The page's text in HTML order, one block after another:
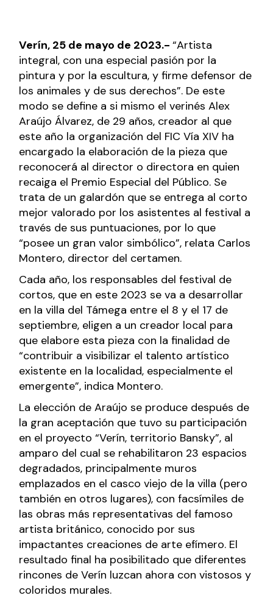
Verín, 25 de mayo de 2023.-“Artista
integral, con una especial pasión por la
pintura y por la escultura, y firme defensor de
los animales y de sus derechos”. De este
modo se define a si mismo el verinés Alex
Araújo Álvarez, de 29 años, creador al que
este año la organización del FIC Vía XIV ha
encargado la elaboración de la pieza que
reconocerá al director o directora en quien
recaiga el Premio Especial del Público. Se
trata de un galardón que se entrega al corto
mejor valorado por los asistentes al festival a
través de sus puntuaciones, por lo que
“posee un gran valor simbólico”, relata Carlos
Montero, director del certamen.
Cada año, los responsables del festival de
cortos, que en este 2023 se va a desarrollar
en la villa del Támega entre el 8 y el 17 de
septiembre, eligen a un creador local para
que elabore esta pieza con la finalidad de
“contribuir a visibilizar el talento artístico
existente en la localidad, especialmente el
emergente”, indica Montero.
La elección de Araújo se produce después de
la gran aceptación que tuvo su participación
en el proyecto “Verín, territorio Bansky”, al
amparo del cual se rehabilitaron 23 espacios
degradados, principalmente muros
emplazados en el casco viejo de la villa (pero
también en otros lugares), con facsímiles de
las obras más representativas del famoso
artista británico, conocido por sus
impactantes creaciones de arte efímero. El
resultado final ha posibilitado que diferentes
rincones de Verín luzcan ahora con vistosos y
coloridos murales.